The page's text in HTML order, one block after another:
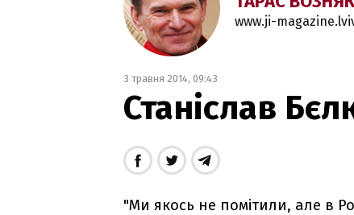
www.ji-
3 травня 2014, 09:43
Станіслав
"Ми якось не помітили, але в